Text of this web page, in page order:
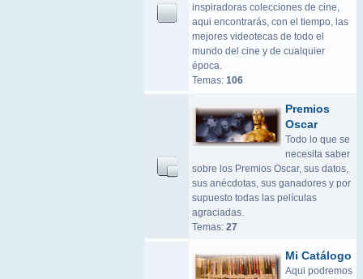
inspiradoras colecciones de cine,
aqui encontrarás, con el tiempo, las
mejores videotecas de todo el
mundo del cine y de cualquier
época.
Temas: 106
Premios
Oscar
Todo lo que se
necesita saber
sobre los Premios Oscar, sus datos,
sus anécdotas, sus ganadores y por
supuesto todas las películas
agraciadas.
Temas: 27
Mi Catálogo
Aqui podremos